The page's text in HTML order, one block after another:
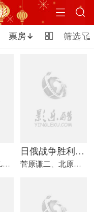
 
票房  筛选
什柯瓦, 、JeffYork
日俄战争胜利之秘史：敌中横断三百里
菅原谦二 北原义郎